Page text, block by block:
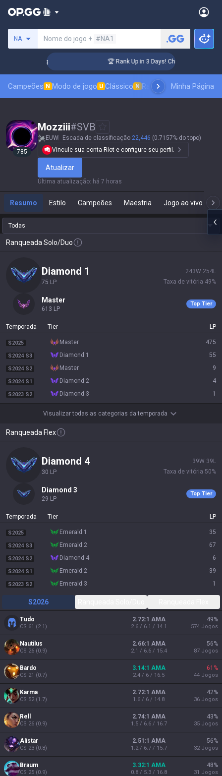
NA Nome do jogo + #NA1
🏆 Rank Up in 3 Days! Challenger Coaching
Campeões N Modo de jogo U Clássico N Ranking de skins
Minha Página
785
Mozziii#SVB
EUW Escada de classificação 22,446 (0.7157% do topo)
Vincule sua conta Riot e configure seu perfil.
Atualizar
Última atualização: há 7 horas
Resumo Estilo Campeões Maestria Jogo ao vivo
Todas
Ranqueada Solo/Duo
diamond 1
75 LP
243W 254L
Taxa de vitória 49%
master
613 LP
Top Tier
Temporada Tier LP
S2025 master 475
S2024 S3 diamond 1 55
S2024 S2 master 9
S2024 S1 diamond 2 4
S2023 S2 diamond 3 1
Visualizar todas as categorias da temporada
Ranqueada Flex
diamond 4
30 LP
39W 39 L
Taxa de vitória 50%
diamond 3
29 LP
Top Tier
Temporada Tier LP
S2025 emerald 1 35
S2024 S3 emerald 2 67
S2024 S2 diamond 4 6
S2024 S1 emerald 2 39
S2023 S2 emerald 3 1
S2026
Tudo
CS 61 (2.1)
2.72:1 AMA
2.6 / 6.1 / 14.1
49%
574 Jogos
Nautilus
CS 26 (0.9)
2.66:1 AMA
2.1 / 6.6 / 15.4
56%
87 Jogos
Bardo
CS 21 (0.7)
3.14:1 AMA
2.4 / 6 / 16.5
61 %
44 Jogos
Karma
CS 52(1.7)
2.72:1 AMA
1.6 / 6 / 14.8
42%
36 Jogos
Rell
CS 26 (0.9)
2.74:1 AMA
1.5 / 6.6 / 16.7
43%
35 Jogos
Alistar
CS 23 (0.8)
2.51:1 AMA
1.2 / 6.7 / 15.7
56%
32 Jogos
Braum
CS 25 (0.9)
3.32:1 AMA
0.8 / 5.3 / 16.8
48%
31 Jogos